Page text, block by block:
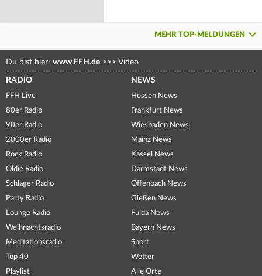
MEHR TOP-MELDUNGEN
Du bist hier: www.FFH.de >>> Video
RADIO
FFH Live
80er Radio
90er Radio
2000er Radio
Rock Radio
Oldie Radio
Schlager Radio
Party Radio
Lounge Radio
Weihnachtsradio
Meditationsradio
Top 40
Playlist
NEWS
Hessen News
Frankfurt News
Wiesbaden News
Mainz News
Kassel News
Darmstadt News
Offenbach News
Gießen News
Fulda News
Bayern News
Sport
Wetter
Alle Orte